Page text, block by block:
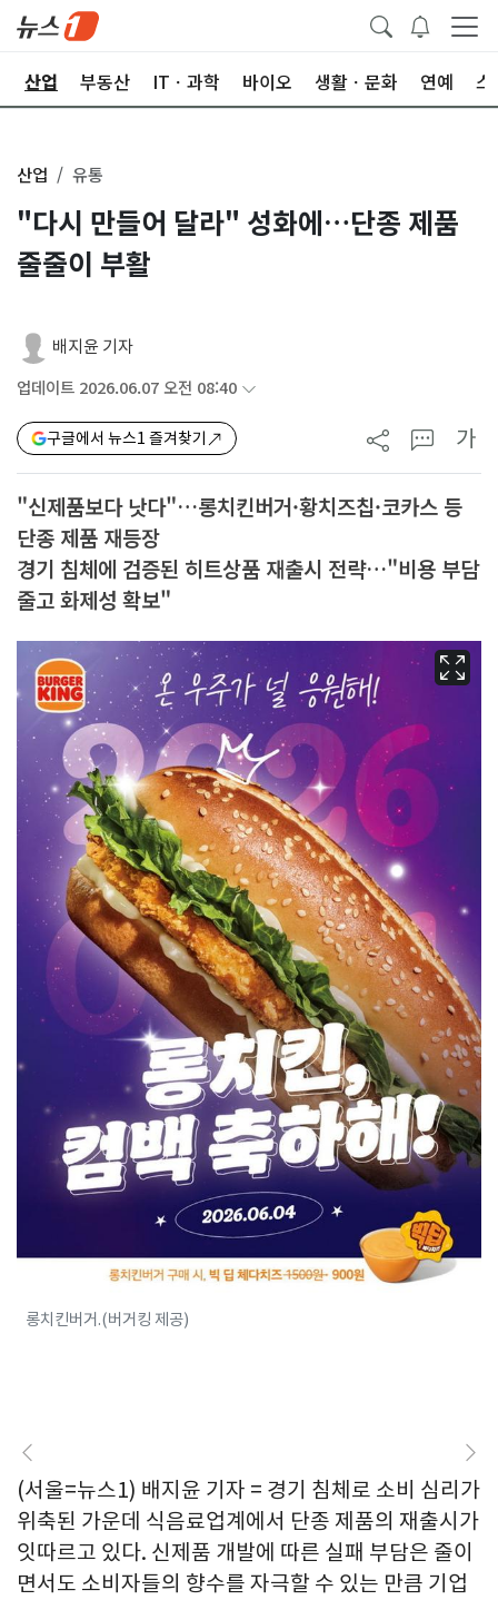
산업 부동산 ITㆍ과학 바이오 생활ㆍ문화 연예 스
산업 유통
"다시 만들어 달라" 성화에…단종 제품
줄줄이 부활
배지윤 기자
업데이트 2026.06.07 오전 08:40
구글에서 뉴스1 즐겨찾기 가
"신제품보다 낫다"…롱치킨버거·황치즈칩·코카스 등
단종 제품 재등장
경기 침체에 검증된 히트상품 재출시 전략…"비용 부담
줄고 화제성 확보"
롱치킨버거.(버거킹 제공)
(서울=뉴스1) 배지윤 기자 = 경기 침체로 소비 심리가
위축된 가운데 식음료업계에서 단종 제품의 재출시가
잇따르고 있다. 신제품 개발에 따른 실패 부담은 줄이
면서도 소비자들의 향수를 자극할 수 있는 만큼 기업